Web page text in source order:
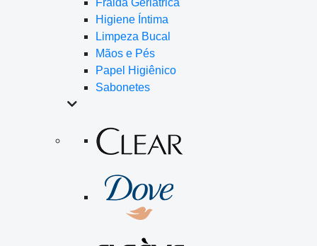
Fralda Geriátrica
Higiene Íntima
Limpeza Bucal
Mãos e Pés
Papel Higiênico
Sabonetes